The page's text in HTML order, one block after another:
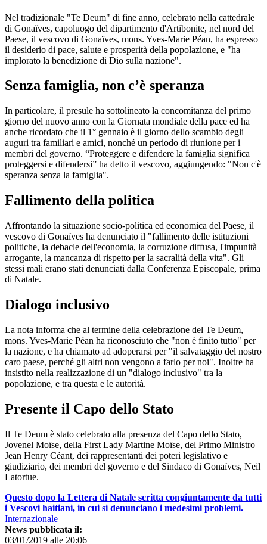
Nel tradizionale "Te Deum" di fine anno, celebrato nella cattedrale
di Gonaïves, capoluogo del dipartimento d'Artibonite, nel nord del
Paese, il vescovo di Gonaïves, mons. Yves-Marie Péan, ha espresso
il desiderio di pace, salute e prosperità della popolazione, e "ha
implorato la benedizione di Dio sulla nazione".
Senza famiglia, non c’è speranza
In particolare, il presule ha sottolineato la concomitanza del primo
giorno del nuovo anno con la Giornata mondiale della pace ed ha
anche ricordato che il 1° gennaio è il giorno dello scambio degli
auguri tra familiari e amici, nonché un periodo di riunione per i
membri del governo. “Proteggere e difendere la famiglia significa
proteggersi e difendersi” ha detto il vescovo, aggiungendo: "Non c'è
speranza senza la famiglia".
Fallimento della politica
Affrontando la situazione socio-politica ed economica del Paese, il
vescovo di Gonaïves ha denunciato il "fallimento delle istituzioni
politiche, la debacle dell'economia, la corruzione diffusa, l'impunità
arrogante, la mancanza di rispetto per la sacralità della vita". Gli
stessi mali erano stati denunciati dalla Conferenza Episcopale, prima
di Natale.
Dialogo inclusivo
La nota informa che al termine della celebrazione del Te Deum,
mons. Yves-Marie Péan ha riconosciuto che "non è finito tutto" per
la nazione, e ha chiamato ad adoperarsi per "il salvataggio del nostro
caro paese, perché gli altri non vengono a farlo per noi". Inoltre ha
insistito nella realizzazione di un "dialogo inclusivo" tra la
popolazione, e tra questa e le autorità.
Presente il Capo dello Stato
Il Te Deum è stato celebrato alla presenza del Capo dello Stato,
Jovenel Moïse, della First Lady Martine Moïse, del Primo Ministro
Jean Henry Céant, dei rappresentanti dei poteri legislativo e
giudiziario, dei membri del governo e del Sindaco di Gonaïves, Neil
Latortue.
Questo dopo la Lettera di Natale scritta congiuntamente da tutti
i Vescovi haitiani, in cui si denunciano i medesimi problemi.
Internazionale
News pubblicata il:
03/01/2019 alle 20:06